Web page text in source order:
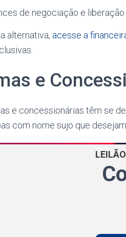
de negociação e
alternativa, acesse a
e
e concessionárias têm se
com nome sujo que